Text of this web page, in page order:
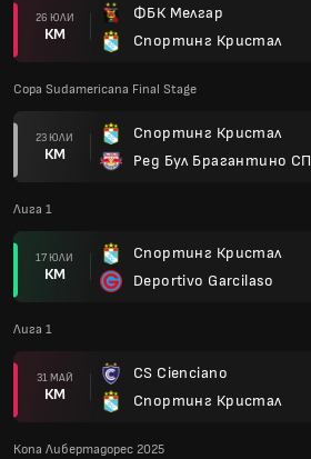
26 ЮЛИ
КМ
ФБК Мелгар
Спортинг Кристал
Copa Sudamericana Final Stage
23 ЮЛИ
КМ
Спортинг Кристал
Ред Бул Брагантино СП
Лига 1
17 ЮЛИ
КМ
Спортинг Кристал
Deportivo Garcilaso
Лига 1
31 МАЙ
КМ
CS Cienciano
Спортинг Кристал
Копа Либертадорес 2025